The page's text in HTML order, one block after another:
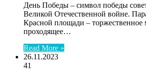
День Победы – символ победы
Великой Отечественной войне.
Красной площади – торжественное
проходящее…
Read More »
26.11.2023
41